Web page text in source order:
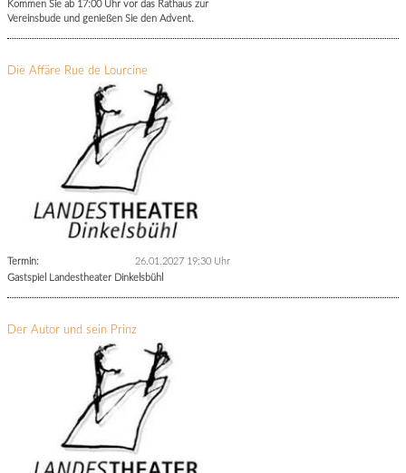
Kommen Sie ab 17:00 Uhr vor das Rathaus zur
Vereinsbude und genießen Sie den Advent.
Die Affäre Rue de Lourcine
Termin:
26.01.2027 19:30 Uhr
Gastspiel Landestheater Dinkelsbühl
Der Autor und sein Prinz